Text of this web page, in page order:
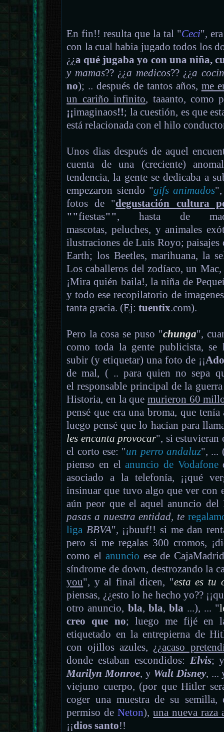
En fin!! resulta que la tal "Ceci",
con la cual habia jugado todos los
¿¿a qué jugaba yo con una niña,
y mamas?? ¿¿a medicos?? ¿¿a
no); .. después de tantos años, me
un cariño infinito, taaanto, como
¡¡imaginaos!!; la cuestión, es que
está relacionada con el hilo
Unos dias después de aquel
cuenta de una (creciente)
tendencia, la gente se dedicaba a
empezaron siendo "gifs animados",
fotos de "degustación cultura
""fiestas"", hasta de
mascotas, peluches, y animales
ilustraciones de Luis Royo; paisajes
Earth; los Beetles, marihuana, la
Los caballeros del zodíaco, un
¡Mira quién baila!, la niña de
y todo ese recopilatorio de
tanta gracia. (Ej:tuentix.com).
Pero la cosa se puso "chunga",
como toda la gente publicista, se
subir (y etiquetar) una foto de ¡¡
de mal, ( .. para quien no sepa
el responsable principal de la
Historia, en la que murieron 60
pensé que era una broma, que
luego pensé que lo hacían para
les encanta provocar", si estuvieran
el corto ese: "un perro andaluz", ...
pienso en elanuncio de Vodafone
asociado a la telefonía, ¡¡qué
insinuar que tuvo algo que ver con
aún peor que el aquel anuncio
pasas a nuestra entidad, te
liga BBVA", ¡¡buuf!! si me dan
pero si me regalas 300 cromos,
como el anuncio ese de
síndrome de down, destrozando la
you", y al final dicen, "esta es tu
piensas, ¿¿esto lo he hecho yo??
otro anuncio, bla, bla, bla ...), ... "
creo que no; luego me fijé en
etiquetado en la entrepierna de
con ojillos azules, ¿¿acaso
donde estaban escondidos: Elvis;
Marilyn Monroe, y Walt Disney, ...
viejuno cuerpo, (por que Hitler
coger una muestra de su semilla,
permiso deNeton),una nueva raza
¡¡dios santo!!